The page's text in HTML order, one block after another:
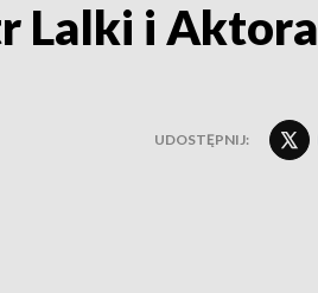
Lalki i Aktora
UDOSTĘPNIJ: